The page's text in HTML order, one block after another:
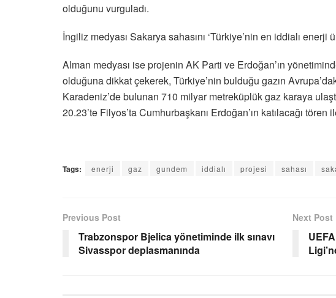
olduğunu vurguladı.
İngiliz medyası Sakarya sahasını ‘Türkiye’nin en iddialı enerji
Alman medyası ise projenin AK Parti ve Erdoğan’ın
olduğuna dikkat çekerek, Türkiye’nin bulduğu gazın
Karadeniz’de bulunan 710 milyar metreküplük gaz karaya
20.23’te Filyos’ta Cumhurbaşkanı Erdoğan’ın katılacağı tören
Tags: enerji gaz gundem iddialı projesi sahası
Previous Post
Trabzonspor Bjelica yönetiminde ilk sınavı
Sivasspor deplasmanında
Next Post